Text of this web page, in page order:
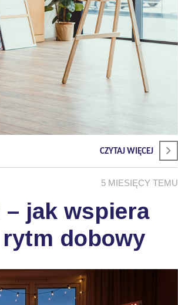
CZYTAJ WIĘCEJ
5 MIESIĘCY TEMU
– jak wspiera
dobowy